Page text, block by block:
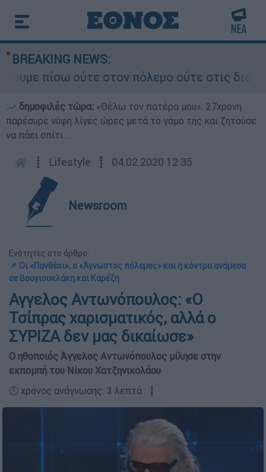
BREAKING NEWS:
ούτε στον πόλεμο ούτε στις
δημοφιλές τώρα: «Θέλω τον πατέρα μου»: 27χρονη
παρέσυρε νύφη λίγες ώρες μετά το γάμο της και ζητούσε
να πάει σπίτι...
┋ Lifestyle ┋ 04.02.2020 12:35
Newsroom
Ενότητες στο άρθρο:
📌 Οι «Πανθέοι», ο «Άγνωστος πόλεμος» και η κόντρα ανάμεσα
σε Βουγιουκλάκη και Καρέζη
Αγγελος Αντωνόπουλος: «Ο
Τσίπρας χαρισματικός, αλλά ο
ΣΥΡΙΖΑ δεν μας δικαίωσε»
Ο ηθοποιός Άγγελος Αντωνόπουλος μίλησε στην
εκπομπή του Νίκου Χατζηνικολάου
🕛 χρόνος ανάγνωσης: 3 λεπτά ┋